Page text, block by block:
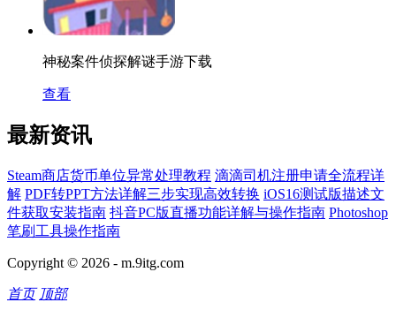
神秘案件侦探解谜手游下载
查看
最新资讯
Steam商店货币单位异常处理教程 滴滴司机注册申请全流程详
解 PDF转PPT方法详解三步实现高效转换 iOS16测试版描述文
件获取安装指南 抖音PC版直播功能详解与操作指南 Photoshop
笔刷工具操作指南
Copyright © 2026 - m.9itg.com
首页 顶部